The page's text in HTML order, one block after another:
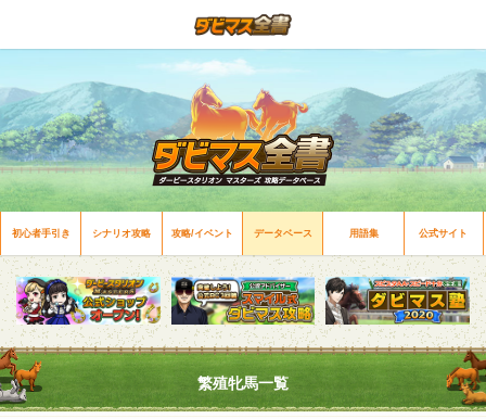
初心者手引き シナリオ攻略 攻略/イベント データベース 用語集 公式サイト
繁殖牝馬一覧